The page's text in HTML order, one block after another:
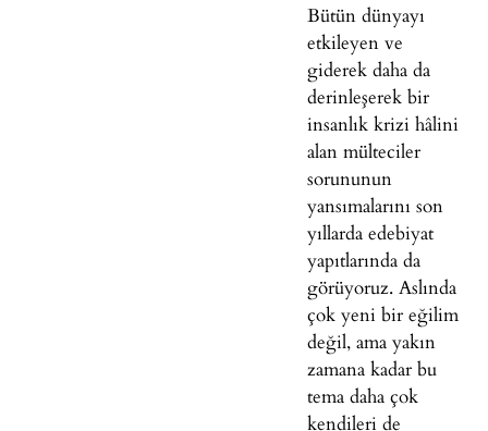
Bütün dünyayı
etkileyen ve
giderek daha da
derinleşerek bir
insanlık krizi hâlini
alan mülteciler
sorununun
yansımalarını son
yıllarda edebiyat
yapıtlarında da
görüyoruz. Aslında
çok yeni bir eğilim
değil, ama yakın
zamana kadar bu
tema daha çok
kendileri de